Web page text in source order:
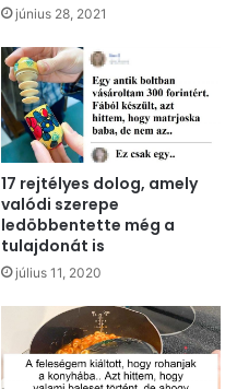
június 28, 2021
17 rejtélyes dolog, amely
valódi szerepe
ledöbbentette még a
tulajdonát is
július 11, 2020